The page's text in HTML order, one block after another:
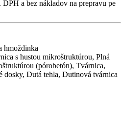
a bez nákladov na prepravu pe
hmoždinka
s hustou mikroštruktúrou, Plná
(pórobetón), Tvárnica,
dosky, Dutá tehla, Dutinová tvárnica